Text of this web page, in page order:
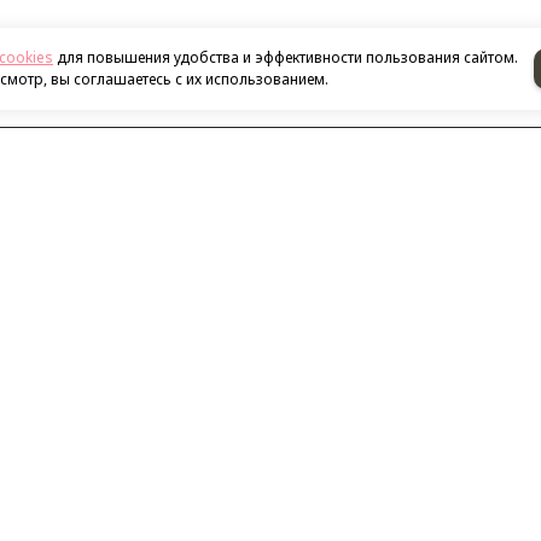
cookies для повышения удобства и эффективности пользования сайтом.
вы соглашаетесь с их использованием.